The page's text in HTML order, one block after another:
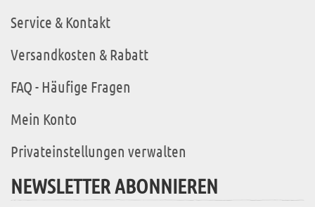
Service & Kontakt
Versandkosten & Rabatt
FAQ - Häufige Fragen
Mein Konto
Privateinstellungen verwalten
NEWSLETTER ABONNIEREN